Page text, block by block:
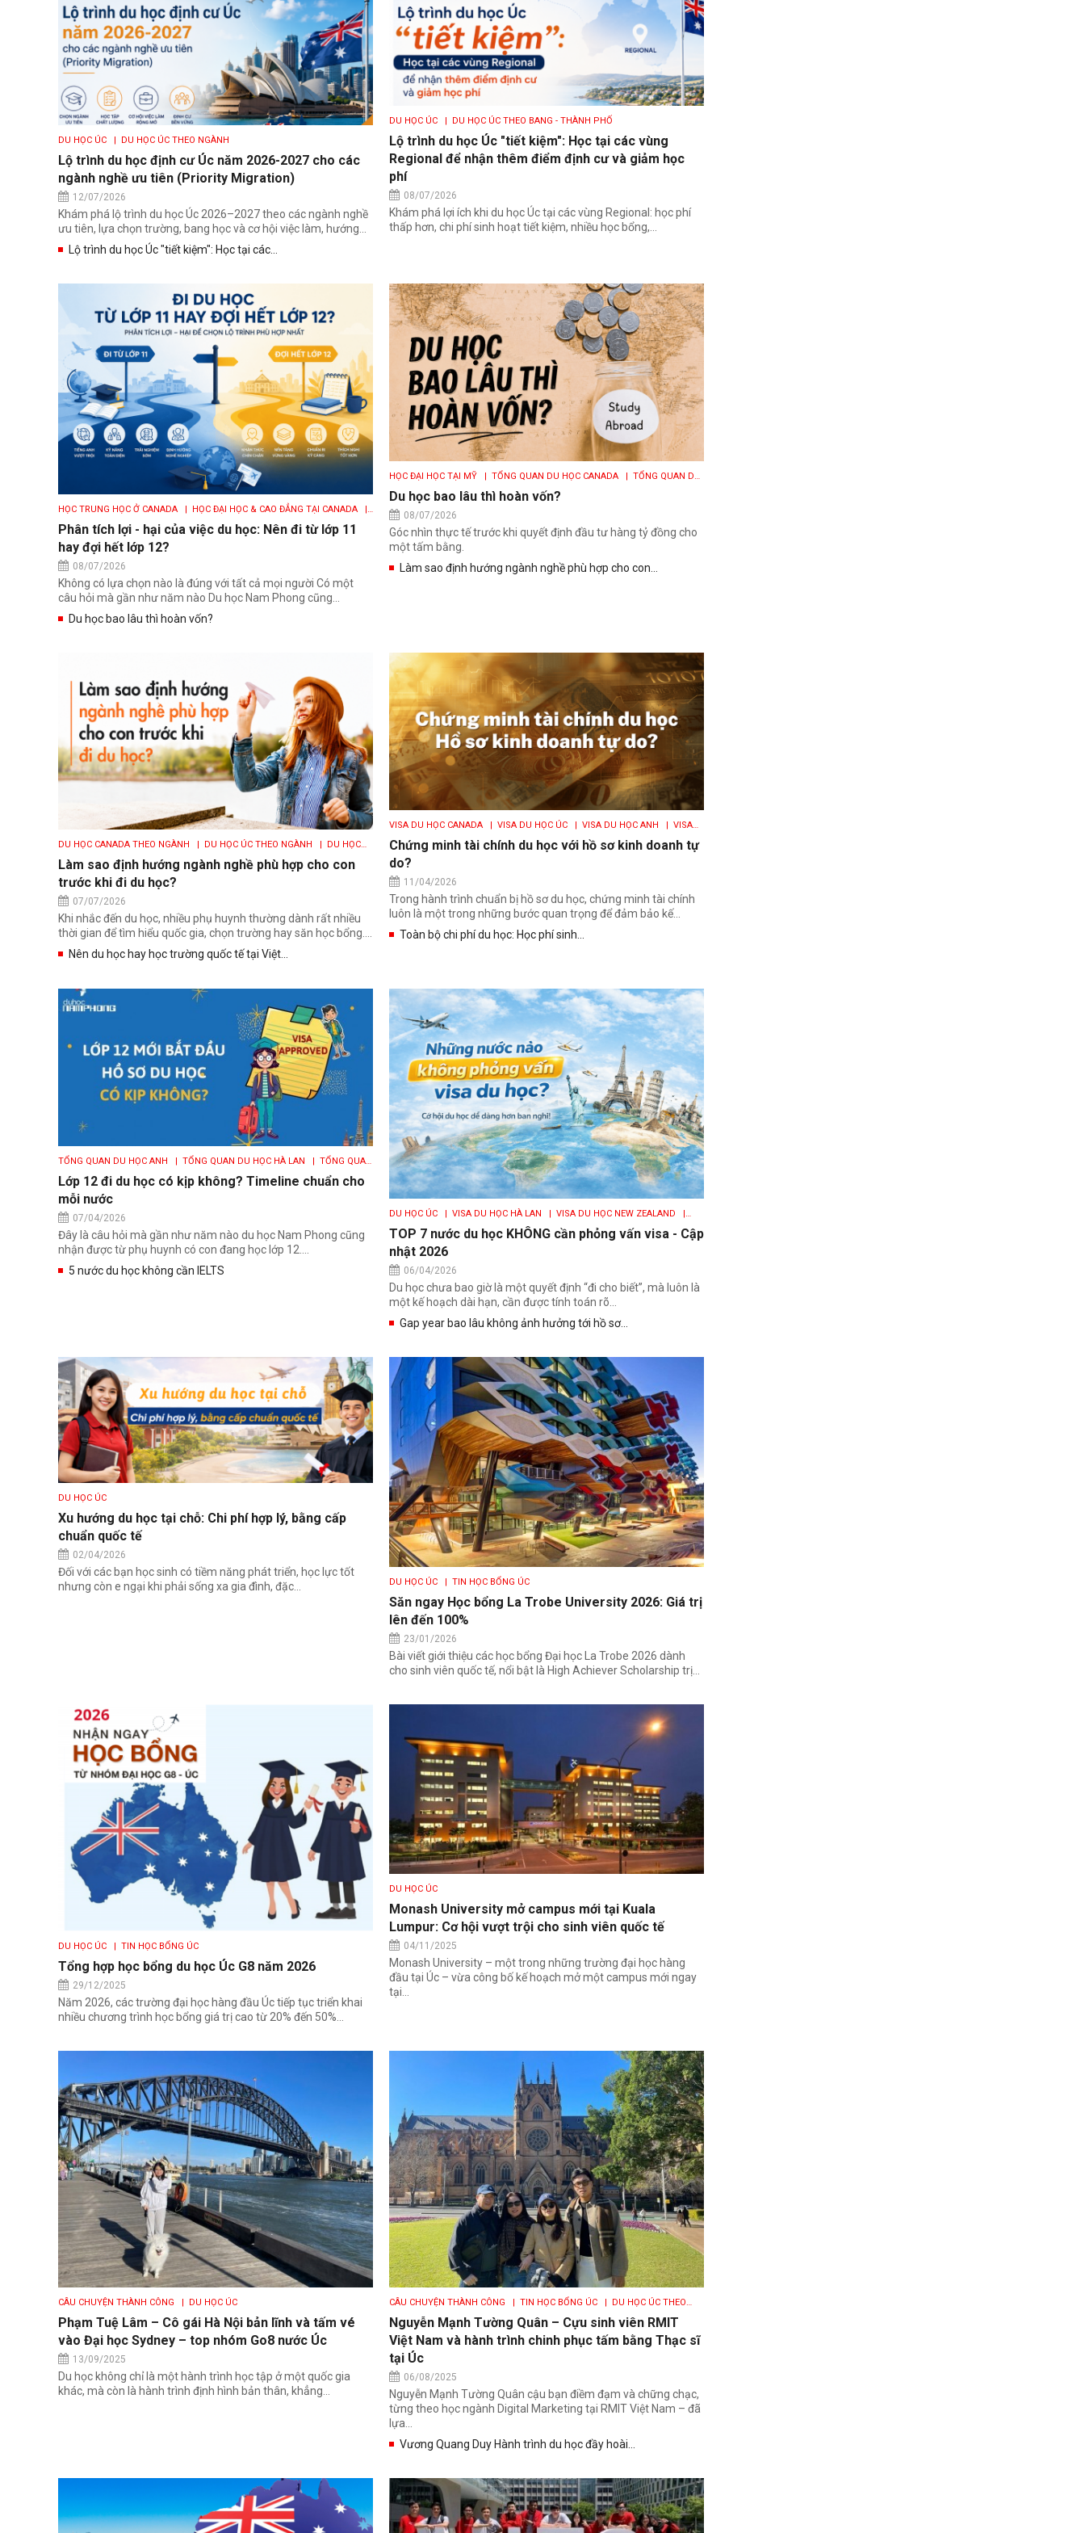
DU HỌC ÚC | DU HỌC ÚC THEO NGÀNH
Lộ trình du học định cư Úc năm 2026-2027 cho các
ngành nghề ưu tiên (Priority Migration)
12/07/2026
Khám phá lộ trình du học Úc 2026–2027 theo các ngành nghề
ưu tiên, lựa chọn trường, bang học và cơ hội việc làm, hướng...
Lộ trình du học Úc "tiết kiệm": Học tại các...
DU HỌC ÚC | DU HỌC ÚC THEO BANG - THÀNH PHỐ
Lộ trình du học Úc "tiết kiệm": Học tại các vùng
Regional để nhận thêm điểm định cư và giảm học
phí
08/07/2026
Khám phá lợi ích khi du học Úc tại các vùng Regional: học phí
thấp hơn, chi phí sinh hoạt tiết kiệm, nhiều học bổng,...
HỌC TRUNG HỌC Ở CANADA | HỌC ĐẠI HỌC & CAO ĐẲNG TẠI CANADA
|
HỌC ĐẠI HỌC TẠI ÚC
| HỌC TRUNG HỌC TẠI ANH| HỌC ĐẠI HỌC ANH
HỌC TRUNG HỌC MỸ | HỌC ĐẠI HỌC TẠI MỸ
Phân tích lợi - hại của việc du học: Nên đi từ lớp 11
hay đợi hết lớp 12?
08/07/2026
Không có lựa chọn nào là đúng với tất cả mọi người Có một
câu hỏi mà gần như năm nào Du học Nam Phong cũng...
Du học bao lâu thì hoàn vốn?
HỌC ĐẠI HỌC TẠI MỸ | TỔNG QUAN DU HỌC CANADA
| TỔNG QUAN DU
HỌC ÚC
| TỔNG QUAN DU HỌC ANH | TỔNG QUAN DU HỌC MỸ
Du học bao lâu thì hoàn vốn?
08/07/2026
Góc nhìn thực tế trước khi quyết định đầu tư hàng tỷ đồng cho
một tấm bằng.
Làm sao định hướng ngành nghề phù hợp cho con...
DU HỌC CANADA THEO NGÀNH | DU HỌC ÚC THEO NGÀNH
| DU HỌC
ANH THEO NGÀNH
| DU HỌC MỸ THEO NGÀNH
Làm sao định hướng ngành nghề phù hợp cho con
trước khi đi du học?
07/07/2026
Khi nhắc đến du học, nhiều phụ huynh thường dành rất nhiều
thời gian để tìm hiểu quốc gia, chọn trường hay săn học bổng....
Nên du học hay học trường quốc tế tại Việt...
VISA DU HỌC CANADA | VISA DU HỌC ÚC | VISA DU HỌC ANH
| VISA
DU HỌC MỸ
Chứng minh tài chính du học với hồ sơ kinh doanh tự
do?
11/04/2026
Trong hành trình chuẩn bị hồ sơ du học, chứng minh tài chính
luôn là một trong những bước quan trọng để đảm bảo kế...
Toàn bộ chi phí du học: Học phí sinh...
TỔNG QUAN DU HỌC ANH | TỔNG QUAN DU HỌC HÀ LAN
| TỔNG QUAN
DU HỌC CANADA
| TỔNG QUAN DU HỌC ÚC| TỔNG QUAN DU HỌC MỸ
Lớp 12 đi du học có kịp không? Timeline chuẩn cho
mỗi nước
07/04/2026
Đây là câu hỏi mà gần như năm nào du học Nam Phong cũng
nhận được từ phụ huynh có con đang học lớp 12....
5 nước du học không cần IELTS
DU HỌC ÚC | VISA DU HỌC HÀ LAN | VISA DU HỌC NEW ZEALAND
|
VISA DU HỌC CANADA
| VISA DU HỌC ANH
TOP 7 nước du học KHÔNG cần phỏng vấn visa - Cập
nhật 2026
06/04/2026
Du học chưa bao giờ là một quyết định “đi cho biết”, mà luôn là
một kế hoạch dài hạn, cần được tính toán rõ...
Gap year bao lâu không ảnh hưởng tới hồ sơ...
DU HỌC ÚC
Xu hướng du học tại chỗ: Chi phí hợp lý, bằng cấp
chuẩn quốc tế
02/04/2026
Đối với các bạn học sinh có tiềm năng phát triển, học lực tốt
nhưng còn e ngại khi phải sống xa gia đình, đặc...
DU HỌC ÚC | TIN HỌC BỔNG ÚC
Săn ngay Học bổng La Trobe University 2026: Giá trị
lên đến 100%
23/01/2026
Bài viết giới thiệu các học bổng Đại học La Trobe 2026 dành
cho sinh viên quốc tế, nổi bật là High Achiever Scholarship trị...
DU HỌC ÚC | TIN HỌC BỔNG ÚC
Tổng hợp học bổng du học Úc G8 năm 2026
29/12/2025
Năm 2026, các trường đại học hàng đầu Úc tiếp tục triển khai
nhiều chương trình học bổng giá trị cao từ 20% đến 50%...
DU HỌC ÚC
Monash University mở campus mới tại Kuala
Lumpur: Cơ hội vượt trội cho sinh viên quốc tế
04/11/2025
Monash University – một trong những trường đại học hàng
đầu tại Úc – vừa công bố kế hoạch mở một campus mới ngay
tại...
CÂU CHUYỆN THÀNH CÔNG | DU HỌC ÚC
Phạm Tuệ Lâm – Cô gái Hà Nội bản lĩnh và tấm vé
vào Đại học Sydney – top nhóm Go8 nước Úc
13/09/2025
Du học không chỉ là một hành trình học tập ở một quốc gia
khác, mà còn là hành trình định hình bản thân, khẳng...
CÂU CHUYỆN THÀNH CÔNG | TIN HỌC BỔNG ÚC
| DU HỌC ÚC THEO
BANG - THÀNH PHỐ| HỌC THẠC SỸ & SAU ĐẠI HỌC TẠI ÚC
| VISA DU
HỌC ÚC
Nguyễn Mạnh Tường Quân – Cựu sinh viên RMIT
Việt Nam và hành trình chinh phục tấm bằng Thạc sĩ
tại Úc
06/08/2025
Nguyễn Mạnh Tường Quân cậu bạn điềm đạm và chững chạc,
từng theo học ngành Digital Marketing tại RMIT Việt Nam – đã
lựa...
Vương Quang Duy Hành trình du học đầy hoài...